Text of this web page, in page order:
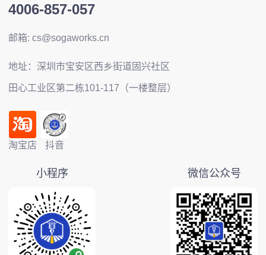
4006-857-057
邮箱: cs@sogaworks.cn
地址：深圳市宝安区西乡街道固兴社区
田心工业区第二栋101-117（一楼整层）
淘宝店 抖音
小程序 微信公众号